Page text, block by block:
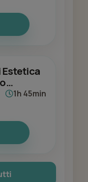
Estetica
1h 45min